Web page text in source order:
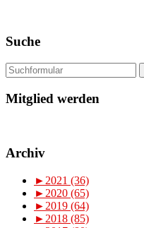
Suche
Mitglied werden
Archiv
► 2021 (36)
► 2020 (65)
► 2019 (64)
► 2018 (85)